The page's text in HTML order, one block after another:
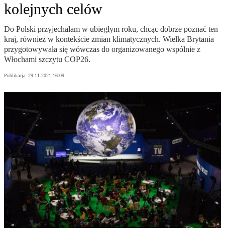
kolejnych celów
Do Polski przyjechałam w ubiegłym roku, chcąc dobrze poznać ten
kraj, również w kontekście zmian klimatycznych. Wielka Brytania
przygotowywała się wówczas do organizowanego wspólnie z
Włochami szczytu COP26.
Publikacja: 29.11.2021 16:09